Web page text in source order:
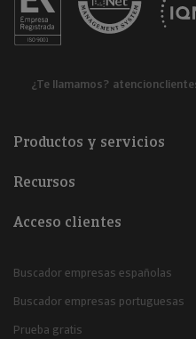
¿Te llamamos?
Productos y servicios
Recursos
Acceso clientes
Buscador empresas españolas
Buscador empresas portuguesas
Prueba gratis